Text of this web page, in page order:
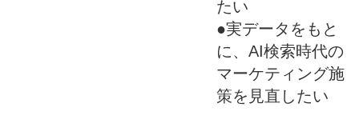
たい
●実データをもと
に、AI検索時代の
マーケティング施
策を見直したい